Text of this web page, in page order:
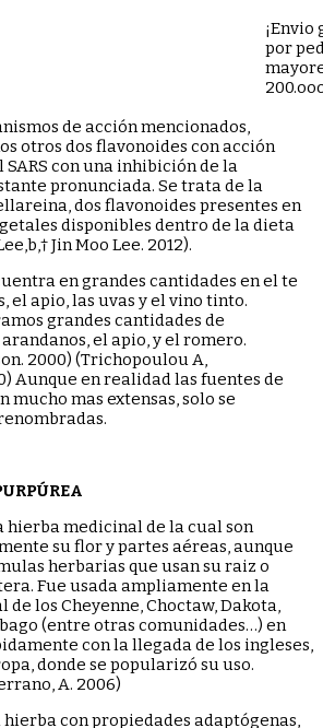
¡Envio
por
de acción mencionados,
otros dos flavonoides con acción
con una inhibición de la
pronunciada. Se trata de la
dos flavonoides presentes en
disponibles dentro de la dieta
Jin Moo Lee. 2012).
en grandes cantidades en el te
el apio, las uvas y el vino tinto.
grandes cantidades de
el apio, y el romero.
2000) (Trichopoulou A,
Aunque en realidad las fuentes de
mucho mas extensas, solo se
hierba medicinal de la cual son
su flor y partes aéreas, aunque
herbarias que usan su raiz o
Fue usada ampliamente en la
los Cheyenne, Choctaw, Dakota,
(entre otras comunidades…) en
con la llegada de los ingleses,
donde se popularizó su uso.
A. 2006)
hierba con propiedades adaptógenas,